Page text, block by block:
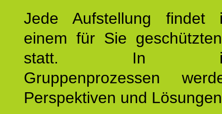
Jede Aufstellung findet
einem für Sie
statt. In
Gruppenprozessen
Perspektiven und